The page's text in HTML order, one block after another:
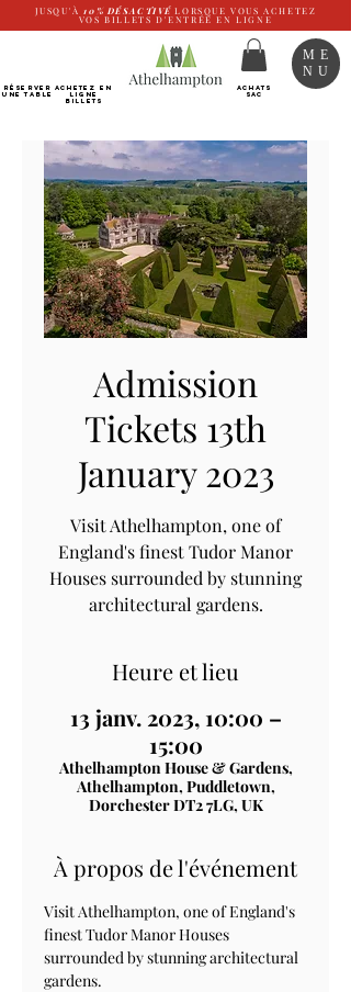
JUSQU'À 10% DÉSACTIVÉ LORSQUE VOUS ACHETEZ
VOS BILLETS D'ENTRÉE EN LIGNE
RÉSERVER
UNE TABLE
Achetez EN
LIGNE
Billets
ACHATS
SAC
ME
NU
Admission
Tickets 13th
January 2023
Visit Athelhampton, one of
England's finest Tudor Manor
Houses surrounded by stunning
architectural gardens.
Heure et lieu
13 janv. 2023, 10:00 –
15:00
Athelhampton House & Gardens,
Athelhampton, Puddletown,
Dorchester DT2 7LG, UK
À propos de l'événement
Visit Athelhampton, one of England's
finest Tudor Manor Houses
surrounded by stunning architectural
gardens.